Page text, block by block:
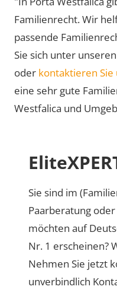
Familienrecht. Wir
passende
Sie sich unter
oder kontaktieren Sie
eine sehr gute
Westfalica und
Sie sind im
Paarberatung
möchten auf
Nr. 1 erscheinen?
Nehmen Sie jetzt
unverbindlich